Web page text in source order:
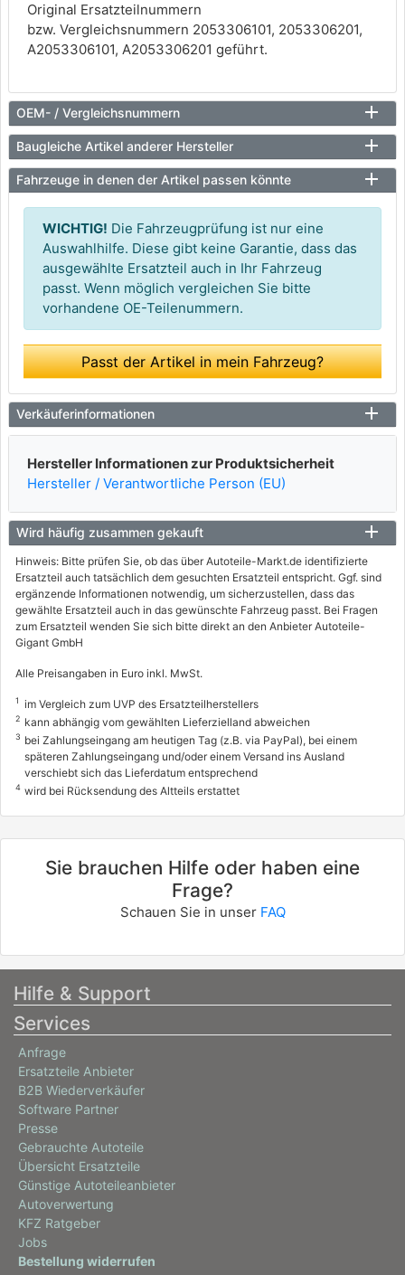
Original Ersatzteilnummern
bzw. Vergleichsnummern 2053306101, 2053306201,
A2053306101, A2053306201 geführt.
OEM- / Vergleichsnummern
Baugleiche Artikel anderer Hersteller
Fahrzeuge in denen der Artikel passen könnte
WICHTIG! Die Fahrzeugprüfung ist nur eine
Auswahlhilfe. Diese gibt keine Garantie, dass das
ausgewählte Ersatzteil auch in Ihr Fahrzeug
passt. Wenn möglich vergleichen Sie bitte
vorhandene OE-Teilenummern.
Passt der Artikel in mein Fahrzeug?
Verkäuferinformationen
Hersteller Informationen zur Produktsicherheit
Hersteller / Verantwortliche Person (EU)
Wird häufig zusammen gekauft
Hinweis: Bitte prüfen Sie, ob das über Autoteile-Markt.de identifizierte
Ersatzteil auch tatsächlich dem gesuchten Ersatzteil entspricht. Ggf. sind
ergänzende Informationen notwendig, um sicherzustellen, dass das
gewählte Ersatzteil auch in das gewünschte Fahrzeug passt. Bei Fragen
zum Ersatzteil wenden Sie sich bitte direkt an den Anbieter Autoteile-
Gigant GmbH
Alle Preisangaben in Euro inkl. MwSt.
1 im Vergleich zum UVP des Ersatzteilherstellers
2 kann abhängig vom gewählten Lieferzielland abweichen
3 bei Zahlungseingang am heutigen Tag (z.B. via PayPal), bei einem
späteren Zahlungseingang und/oder einem Versand ins Ausland
verschiebt sich das Lieferdatum entsprechend
4 wird bei Rücksendung des Altteils erstattet
Sie brauchen Hilfe oder haben eine
Frage?
Schauen Sie in unser FAQ
Hilfe & Support
Services
Anfrage
Ersatzteile Anbieter
B2B Wiederverkäufer
Software Partner
Presse
Gebrauchte Autoteile
Übersicht Ersatzteile
Günstige Autoteileanbieter
Autoverwertung
KFZ Ratgeber
Jobs
Bestellung widerrufen